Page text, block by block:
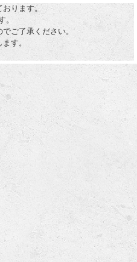
おります。
。
ご了承ください。
す。